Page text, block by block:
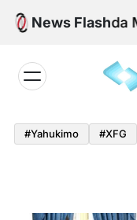
Skip
News Flash
Agenda
#yahukimo #XFG